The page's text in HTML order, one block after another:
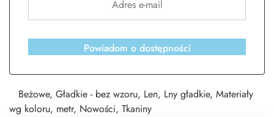
Powiadom o dostępności
Beżowe, Gładkie - bez wzoru, Len, Lny gładkie, Materiały
wg koloru, metr, Nowości, Tkaniny